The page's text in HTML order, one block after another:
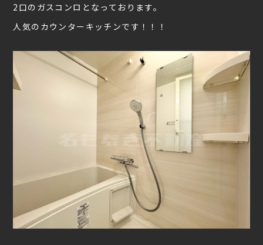
2口のガスコンロとなっております。
人気のカウンターキッチンです！！！